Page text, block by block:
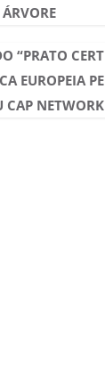
“PRATO CERT
EUROPEIA PE
CAP NETWORK